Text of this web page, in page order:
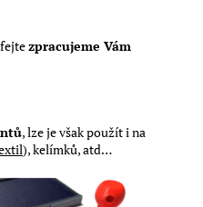
zpracujeme Vám
, lze je však použít i na
), kelímků, atd…